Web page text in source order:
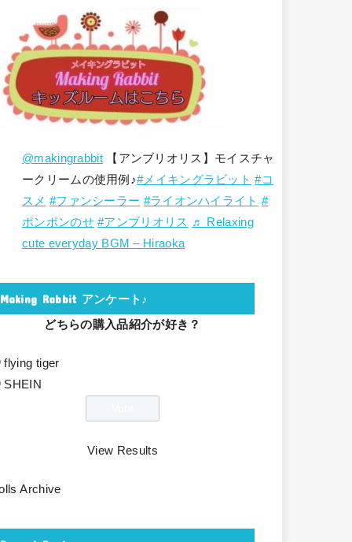
@makingrabbit【アンブリオリス】モイスチャ
ークリームの使用例♪#メイキングラビット #コ
スメ #ファンシーラー #ライオンハイライト #
ポンポンのせ #アンブリオリス ♬ Relaxing
cute everyday BGM – Hiraoka
Making Rabbit アンケート♪
どちらの購入品紹介が好き？
flying tiger
SHEIN
View Results
Archive